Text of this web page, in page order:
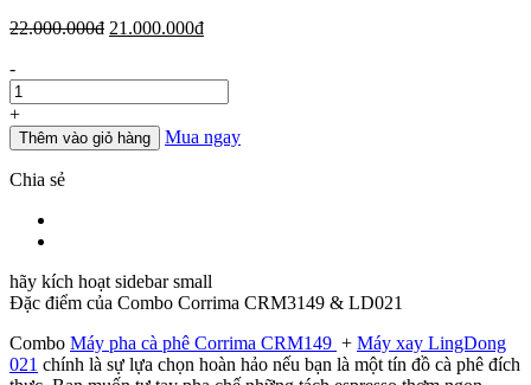
22.000.000đ Giá
21.000.000đGiá
Số
lượng
-
+
Thêm vào giỏ hàng Mua ngay
Chia sẻ
hãy kích hoạt sidebar small
Đặc điểm của Combo Corrima CRM3149 & LD021
Combo Máy pha cà phê Corrima CRM149 + Máy xay LingDong
021 chính là sự lựa chọn hoàn hảo nếu bạn là một tín đồ cà phê đích